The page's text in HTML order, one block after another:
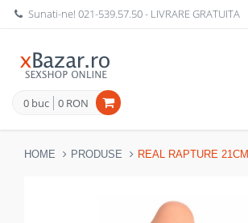
Sunati-ne!021-539.57.50- LIVRARE GRATUITA
0 buc 0 RON
HOME PRODUSE REAL RAPTURE 21CM